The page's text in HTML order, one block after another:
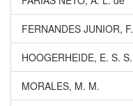
FERNANDES JUNIOR, F.
HOOGERHEIDE, E. S. S.
MORALES, M. M.